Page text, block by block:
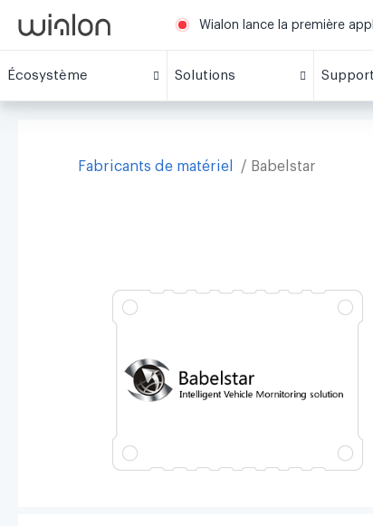
Wialon lance la première
Écosystème Solutions Support
Fabricants de matériel Babelstar